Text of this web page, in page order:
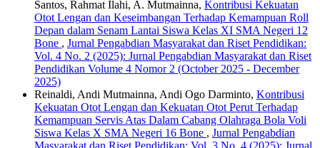
Santos, Rahmat Ilahi, A. Mutmainna, Kontribusi Kekuatan
Otot Lengan dan Keseimbangan Terhadap Kemampuan Roll
Depan dalam Senam Lantai Siswa Kelas XI SMA Negeri 12
Bone , Jurnal Pengabdian Masyarakat dan Riset Pendidikan:
Vol. 4 No. 2 (2025): Jurnal Pengabdian Masyarakat dan Riset
Pendidikan Volume 4 Nomor 2 (October 2025 - December
2025)
Reinaldi, Andi Mutmainna, Andi Ogo Darminto, Kontribusi
Kekuatan Otot Lengan dan Kekuatan Otot Perut Terhadap
Kemampuan Servis Atas Dalam Cabang Olahraga Bola Voli
Siswa Kelas X SMA Negeri 16 Bone , Jurnal Pengabdian